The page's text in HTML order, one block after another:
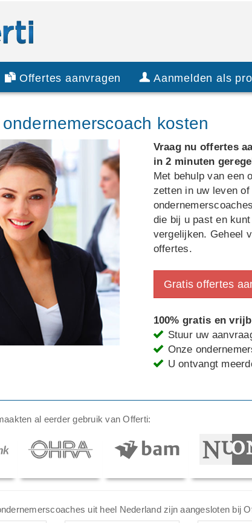
Offertes aanvragen Aanmelden als
kosten
Vraag nu offertes
in 2 minuten
Met behulp van een
zetten in uw leven
die bij u past en
vergelijken. Geheel
offertes.
Gratis offertes
100% gratis en
Stuur uw
Onze
U ontvangt
al eerder gebruik van Offerti:
uit heel Nederland zijn aangesloten bij